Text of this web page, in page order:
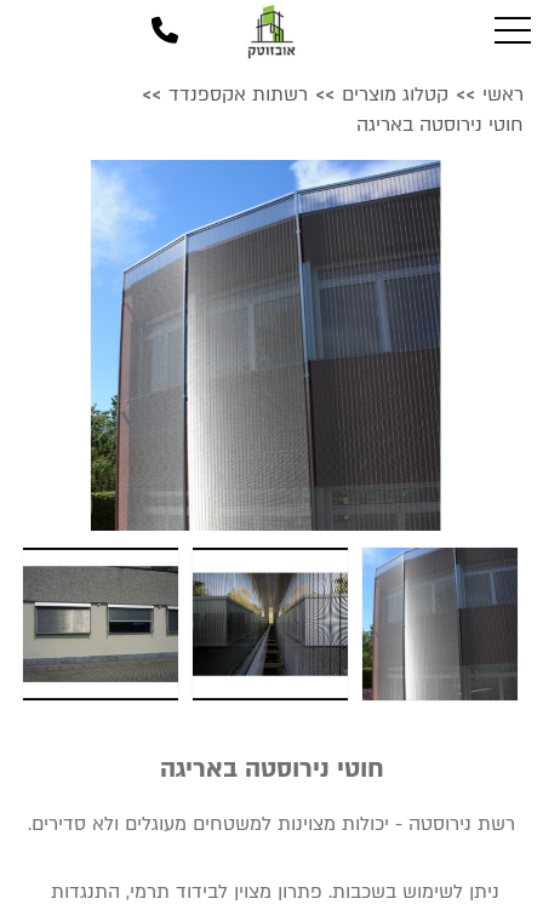
ראשי >> קטלוג מוצרים >> רשתות אקספנדד >>
חוטי נירוסטה באריגה
חוטי נירוסטה באריגה
רשת נירוסטה - יכולות מצוינות למשטחים מעוגלים ולא סדירים.
ניתן לשימוש בשכבות. פתרון מצוין לבידוד תרמי, התנגדות